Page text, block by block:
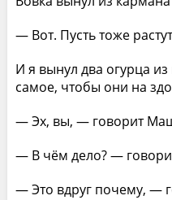
— Вот. Пусть тоже
И я вынул два огурца
самое, чтобы они на
— Эх, вы, — говорит
— В чём дело? —
— Это вдруг почему, —